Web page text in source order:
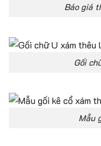
Báo giá
Gối
Mẫu